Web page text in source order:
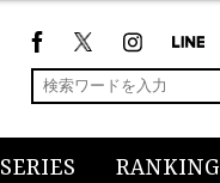
SERIES RANKING